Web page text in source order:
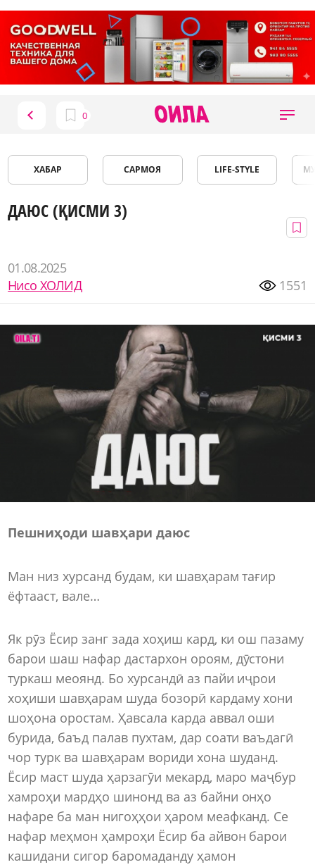
ХАБАР САРМОЯ LIFE-STYLE
ДАЮС (ҚИСМИ 3)
01.08.2025
Нисо ХОЛИД
1551
Пешниҳоди шавҳари даюс
Ман низ хурсанд будам, ки шавҳарам тағир
ёфтааст, вале…
Як рӯз Ёсир занг зада хоҳиш кард, ки ош пазаму
барои шаш нафар дастархон ороям, дӯстони
туркаш меоянд. Бо хурсандӣ аз пайи иҷрои
хоҳиши шавҳарам шуда бозорӣ кардаму хони
шоҳона оростам. Ҳавсала карда аввал оши
бурида, баъд палав пухтам, дар соати ваъдагӣ
чор турк ва шавҳарам вориди хона шуданд.
Ёсир маст шуда ҳарзагӯи мекард, маро маҷбур
хамроҳи мардҳо шинонд ва аз байни онҳо
нафаре ба ман нигоҳҳои ҳаром меафканд. Се
нафар меҳмон ҳамроҳи Ёсир ба айвон барои
кашидани сигор баромаданду ҳамон